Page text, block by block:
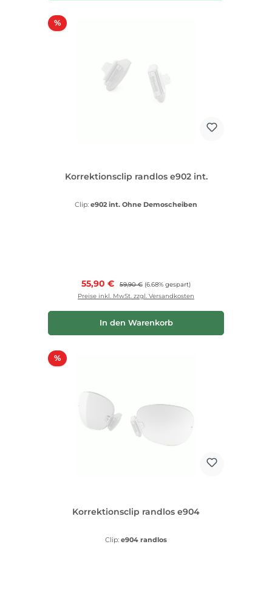
%Rabatt
Korrektionsclip randlos e902 int.
Clip: e902 int. Ohne Demoscheiben
Verkaufspreis:
55,90 € Regulärer Preis:
59,90 € (6.68% gespart)
Preise inkl. MwSt. zzgl. Versandkosten
In den Warenkorb
%Rabatt
Korrektionsclip randlos e904
Clip: e904 randlos